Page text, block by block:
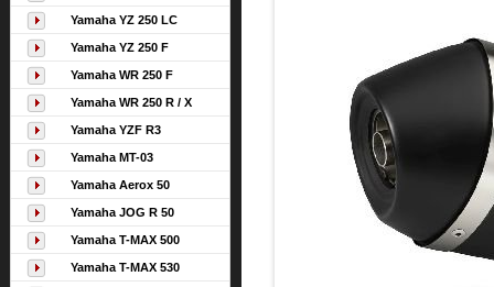
Yamaha YZ 250 LC
Yamaha YZ 250 F
Yamaha WR 250 F
Yamaha WR 250 R / X
Yamaha YZF R3
Yamaha MT-03
Yamaha Aerox 50
Yamaha JOG R 50
Yamaha T-MAX 500
Yamaha T-MAX 530